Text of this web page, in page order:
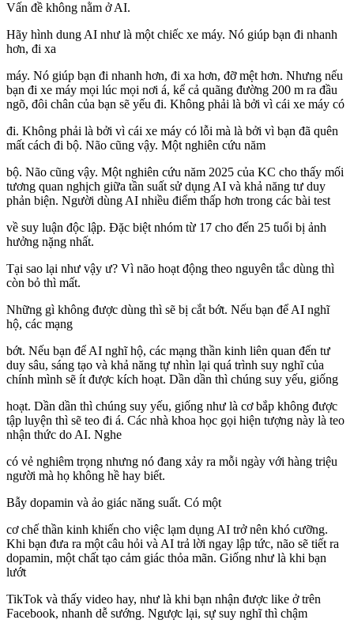
Vấn đề không nằm ở AI.
Hãy hình dung AI như là một chiếc xe máy. Nó giúp bạn đi nhanh
hơn, đi xa
máy. Nó giúp bạn đi nhanh hơn, đi xa hơn, đỡ mệt hơn. Nhưng nếu
bạn đi xe máy mọi lúc mọi nơi á, kể cả quãng đường 200 m ra đầu
ngõ, đôi chân của bạn sẽ yếu đi. Không phải là bởi vì cái xe máy có
đi. Không phải là bởi vì cái xe máy có lỗi mà là bởi vì bạn đã quên
mất cách đi bộ. Não cũng vậy. Một nghiên cứu năm
bộ. Não cũng vậy. Một nghiên cứu năm 2025 của KC cho thấy mối
tương quan nghịch giữa tần suất sử dụng AI và khả năng tư duy
phản biện. Người dùng AI nhiều điểm thấp hơn trong các bài test
về suy luận độc lập. Đặc biệt nhóm từ 17 cho đến 25 tuổi bị ảnh
hưởng nặng nhất.
Tại sao lại như vậy ư? Vì não hoạt động theo nguyên tắc dùng thì
còn bỏ thì mất.
Những gì không được dùng thì sẽ bị cắt bớt. Nếu bạn để AI nghĩ
hộ, các mạng
bớt. Nếu bạn để AI nghĩ hộ, các mạng thần kinh liên quan đến tư
duy sâu, sáng tạo và khả năng tự nhìn lại quá trình suy nghĩ của
chính mình sẽ ít được kích hoạt. Dần dần thì chúng suy yếu, giống
hoạt. Dần dần thì chúng suy yếu, giống như là cơ bắp không được
tập luyện thì sẽ teo đi á. Các nhà khoa học gọi hiện tượng này là teo
nhận thức do AI. Nghe
có vẻ nghiêm trọng nhưng nó đang xảy ra mỗi ngày với hàng triệu
người mà họ không hề hay biết.
Bẫy dopamin và ảo giác năng suất. Có một
cơ chế thần kinh khiến cho việc lạm dụng AI trở nên khó cưỡng.
Khi bạn đưa ra một câu hỏi và AI trả lời ngay lập tức, não sẽ tiết ra
dopamin, một chất tạo cảm giác thỏa mãn. Giống như là khi bạn
lướt
TikTok và thấy video hay, như là khi bạn nhận được like ở trên
Facebook, nhanh dễ sướng. Ngược lại, sự suy nghĩ thì chậm